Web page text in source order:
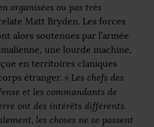
organisées ou pas très
Matt Bryden. Les forces
alors soutenues par l’armée
une lourde machine,
en territoires claniques
étranger. « Les chefs des
et les commandants de
ont des intérêts différents.
les choses ne se passent